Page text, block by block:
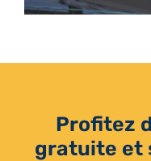
Profitez
gratuite et